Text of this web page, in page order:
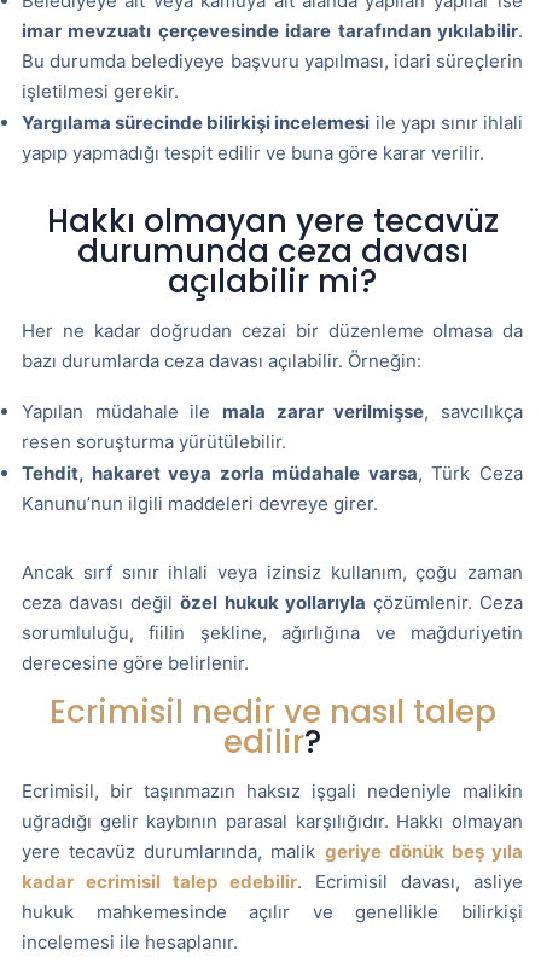
imar mevzuatı çerçevesinde idare tarafından yıkılabilir.
Bu durumda belediyeye başvuru yapılması, idari süreçlerin
işletilmesi gerekir.
Yargılama sürecinde bilirkişi incelemesi ile yapı sınır ihlali
yapıp yapmadığı tespit edilir ve buna göre karar verilir.
Hakkı olmayan yere tecavüz
durumunda ceza davası
açılabilir mi?
Her ne kadar doğrudan cezai bir düzenleme olmasa da
bazı durumlarda ceza davası açılabilir. Örneğin:
Yapılan müdahale ile mala zarar verilmişse, savcılıkça
resen soruşturma yürütülebilir.
Tehdit, hakaret veya zorla müdahale varsa, Türk Ceza
Kanunu’nun ilgili maddeleri devreye girer.
Ancak sırf sınır ihlali veya izinsiz kullanım, çoğu zaman
ceza davası değilözel hukuk yollarıyla çözümlenir. Ceza
sorumluluğu, fiilin şekline, ağırlığına ve mağduriyetin
derecesine göre belirlenir.
Ecrimisil nedir ve nasıl talep
edilir?
Ecrimisil, bir taşınmazın haksız işgali nedeniyle malikin
uğradığı gelir kaybının parasal karşılığıdır. Hakkı olmayan
yere tecavüz durumlarında, malik geriye dönük beş yıla
kadar ecrimisil talep edebilir. Ecrimisil davası, asliye
hukuk mahkemesinde açılır ve genellikle bilirkişi
incelemesi ile hesaplanır.